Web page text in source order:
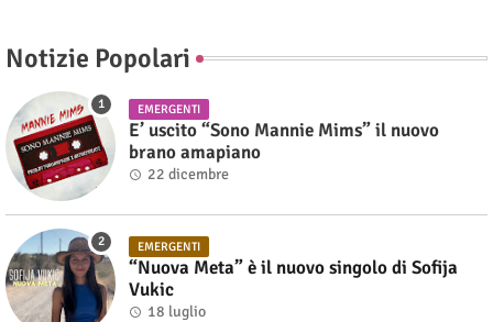
Notizie Popolari
EMERGENTI
E’ uscito “Sono Mannie Mims” il nuovo
brano amapiano
22 dicembre
EMERGENTI
“Nuova Meta” è il nuovo singolo di Sofija
Vukic
18 luglio